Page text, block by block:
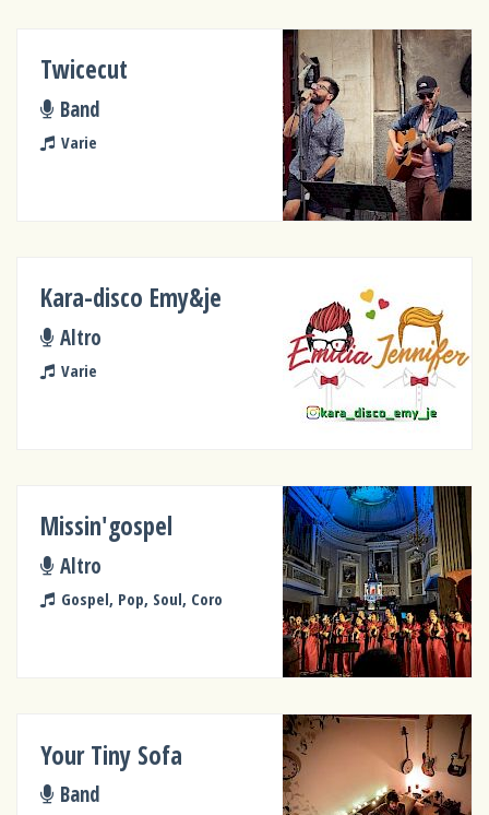
Twicecut
Band
Varie
Kara-disco Emy&je
Altro
Varie
Missin'gospel
Altro
Gospel, Pop, Soul, Coro
Your Tiny Sofa
Band